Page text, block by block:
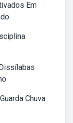
Em
Chuva